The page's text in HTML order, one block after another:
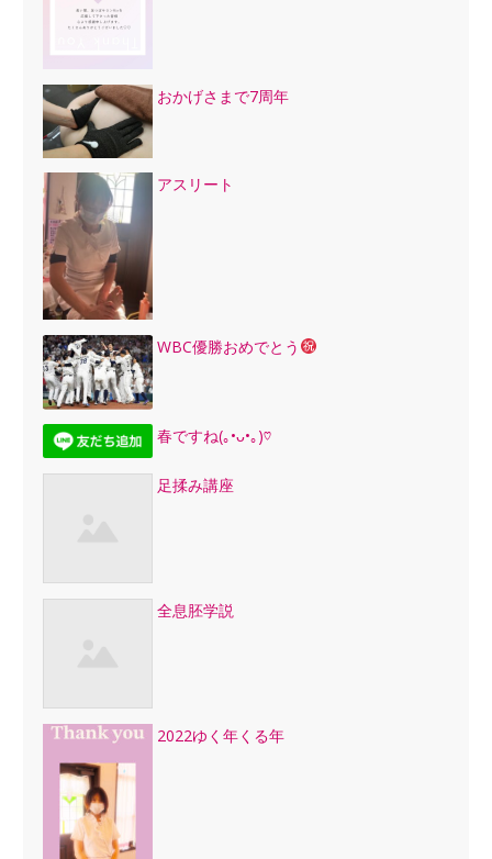
おかげさまで7周年
アスリート
WBC優勝おめでとう
春ですね(｡•ᴗ•｡)♡
足揉み講座
全息胚学説
2022ゆく年くる年